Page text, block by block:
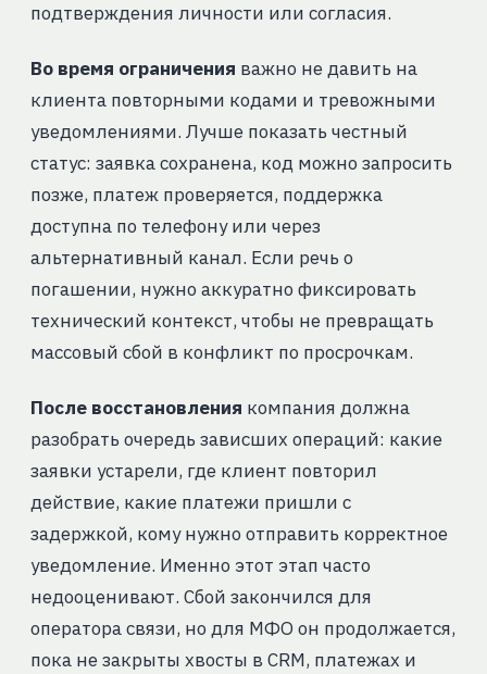
подтверждения личности или согласия.
Во время ограничения важно не давить на
клиента повторными кодами и тревожными
уведомлениями. Лучше показать честный
статус: заявка сохранена, код можно запросить
позже, платеж проверяется, поддержка
доступна по телефону или через
альтернативный канал. Если речь о
погашении, нужно аккуратно фиксировать
технический контекст, чтобы не превращать
массовый сбой в конфликт по просрочкам.
После восстановления компания должна
разобрать очередь зависших операций: какие
заявки устарели, где клиент повторил
действие, какие платежи пришли с
задержкой, кому нужно отправить корректное
уведомление. Именно этот этап часто
недооценивают. Сбой закончился для
оператора связи, но для МФО он продолжается,
пока не закрыты хвосты в CRM, платежах и